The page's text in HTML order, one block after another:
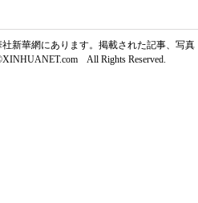
新華網にあります。掲載された記事、写真
All Rights Reserved.